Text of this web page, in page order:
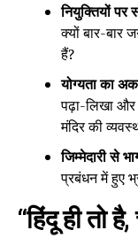
नियुक्तियों पर
क्यों बार-बार
हैं?
योग्यता का
पढ़ा-लिखा और
मंदिर की
जिम्मेदारी से
प्रबंधन में हुए
“हिंदू ही तो